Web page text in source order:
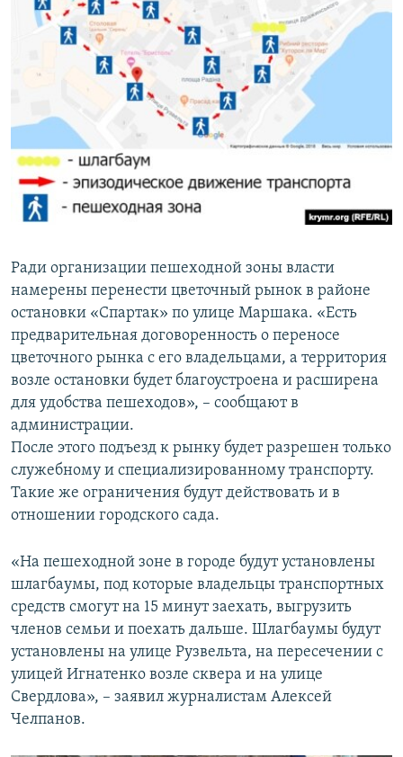
Ради организации пешеходной зоны власти
намерены перенести цветочный рынок в районе
остановки «Спартак» по улице Маршака. «Есть
предварительная договоренность о переносе
цветочного рынка с его владельцами, а территория
возле остановки будет благоустроена и расширена
для удобства пешеходов», – сообщают в
администрации.
После этого подъезд к рынку будет разрешен только
служебному и специализированному транспорту.
Такие же ограничения будут действовать и в
отношении городского сада.
«На пешеходной зоне в городе будут установлены
шлагбаумы, под которые владельцы транспортных
средств смогут на 15 минут заехать, выгрузить
членов семьи и поехать дальше. Шлагбаумы будут
установлены на улице Рузвельта, на пересечении с
улицей Игнатенко возле сквера и на улице
Свердлова», – заявил журналистам Алексей
Челпанов.